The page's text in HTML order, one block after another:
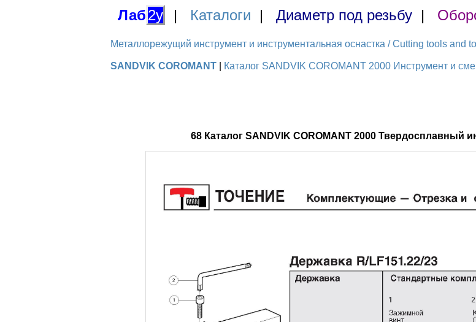
Лаб2у | Каталоги | Диаметр под резьбу |
Металлорежущий инструмент и инструментальная оснастка / Cutting tools and
SANDVIK COROMANT Каталог SANDVIK COROMANT 2000 Инструмент и
68 Каталог SANDVIK COROMANT 2000 Твердосплавный